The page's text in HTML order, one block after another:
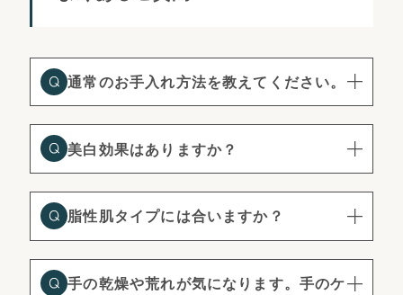
通常のお手入れ方法を教えてください。
美白効果はありますか？
脂性肌タイプには合いますか？
手の乾燥や荒れが気になります。手のケ